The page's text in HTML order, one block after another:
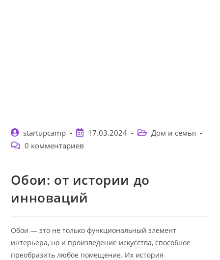
Автор
записи:
startupcamp
Запись
опубликована:
17.03.2024
РубрикаДом и семья
Комментарии
0 комментариев
Обои: от истории до
инноваций
Обои — это не только функциональный элемент
интерьера, но и произведение искусства, способное
преобразить любое помещение. Их история